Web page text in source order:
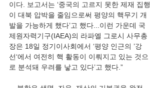
이다. 보고서는 ‘중국의 고르지 못한 제재 집행
이 대북 압박을 줄임으로써 평양의 핵무기 개
발을 가능하게 했다’고 했다...이런 가운데 국
제원자력기구(IAEA)의 라파엘 그로시 사무총
장은 18일 정기이사회에서 ‘평양 인근의 ’강
선‘에서 여전히 핵 활동이 이뤄지고 있는 것으
로 분석돼 우려를 낳고 있다’고 했다.”